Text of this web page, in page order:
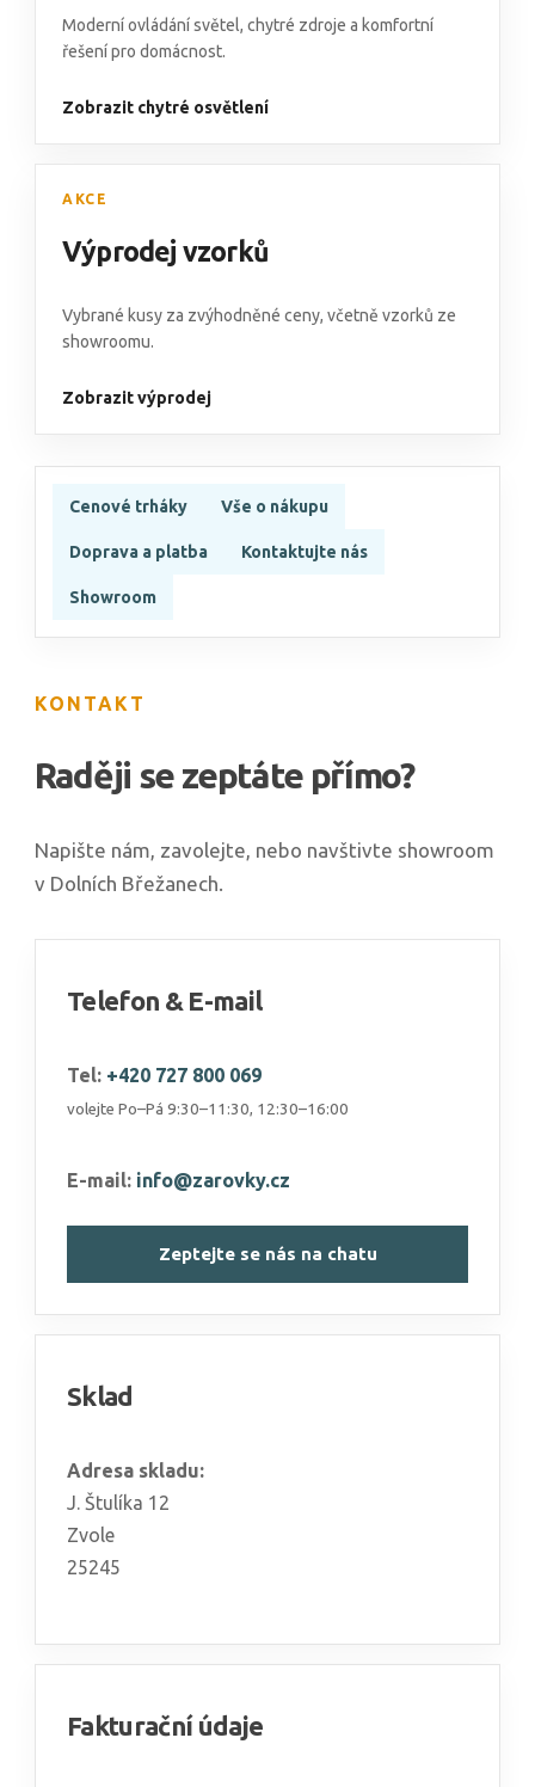
Moderní ovládání světel, chytré zdroje a komfortní
řešení pro domácnost.
Zobrazit chytré osvětlení
AKCE
Výprodej vzorků
Vybrané kusy za zvýhodněné ceny, včetně vzorků ze
showroomu.
Zobrazit výprodej
Cenové trháky Vše o nákupu
Doprava a platba Kontaktujte nás
Showroom
KONTAKT
Raději se zeptáte přímo?
Napište nám, zavolejte, nebo navštivte showroom
v Dolních Břežanech.
Telefon & E-mail
Tel: +420 727 800 069
volejte Po–Pá 9:30–11:30, 12:30–16:00
E-mail: info@zarovky.cz
Zeptejte se nás na chatu
Sklad
Adresa skladu:
J. Štulíka 12
Zvole
25245
Fakturační údaje